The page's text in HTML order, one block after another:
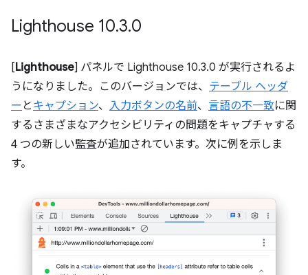
Lighthouse 10.3.0
[Lighthouse] パネルで Lighthouse 10.3.0 が実行されるよ
うになりました。このバージョンでは、 テーブル ヘッダ
ー と キャプション、 入力ボタンの名前、 言語の不一致に関
するさまざまなアクセシビリティの問題をキャプチャする
4 つの新しい監査が追加されています。次に例を示しま
す。